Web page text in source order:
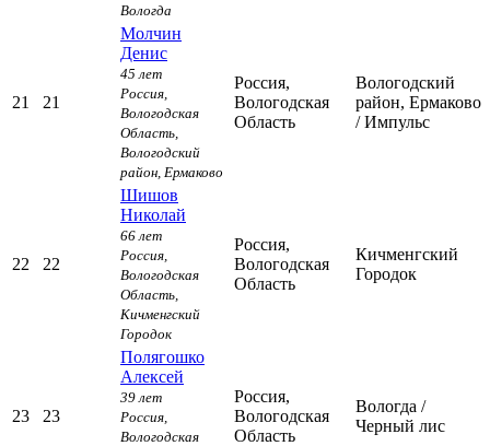
Вологда
21 21
Молчин
Денис
45 лет
Россия,
Вологодская
Область,
Вологодский
район, Ермаково
Россия,
Вологодская
Область
Вологодский
район, Ермаково
/ Импульс
22 22
Шишов
Николай
66 лет
Россия,
Вологодская
Область,
Кичменгский
Городок
Россия,
Вологодская
Область
Кичменгский
Городок
23 23
Полягошко
Алексей
39 лет
Россия,
Вологодская
Россия,
Вологодская
Область
Вологда /
Черный лис